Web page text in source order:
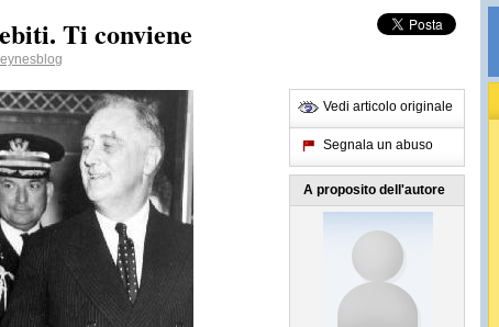
Ti conviene
Vedi articolo originale
Segnala un abuso
A proposito dell'autore